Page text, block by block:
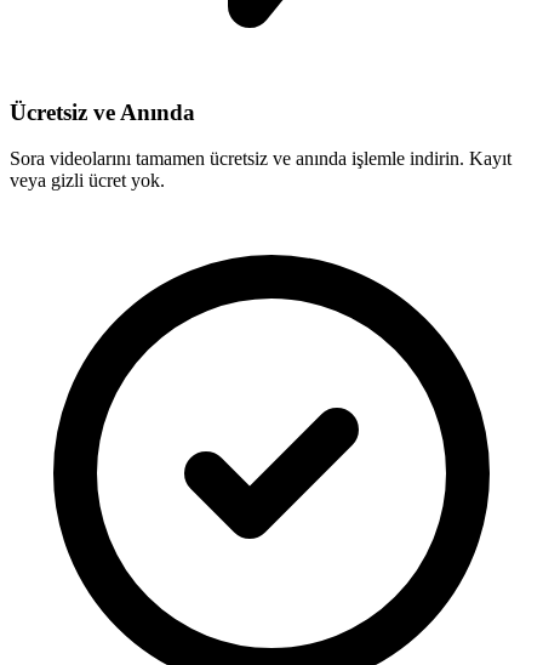
Ücretsiz ve Anında
Sora videolarını tamamen ücretsiz ve anında işlemle indirin. Kayıt
veya gizli ücret yok.